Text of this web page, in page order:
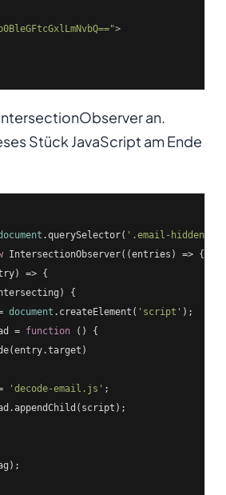
>
an.
Stück JavaScript am Ende
.querySelector( '.email-hidden'
IntersectionObserver( (entries ) => {
) => {
{
document .createElement( 'script' );
=
function ( )
{
'decode-email.js' ;